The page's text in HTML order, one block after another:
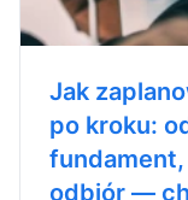
Jak
po kroku:
odbiór —